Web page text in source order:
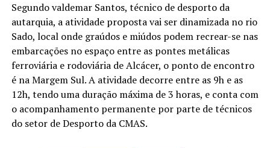
Segundo valdemar Santos, técnico de desporto da
autarquia, a atividade proposta vai ser dinamizada no rio
Sado, local onde graúdos e miúdos podem recrear-se nas
embarcações no espaço entre as pontes metálicas
ferroviária e rodoviária de Alcácer, o ponto de encontro
é na Margem Sul. A atividade decorre entre as 9h e as
12h, tendo uma duração máxima de 3 horas, e conta com
o acompanhamento permanente por parte de técnicos
do setor de Desporto da CMAS.